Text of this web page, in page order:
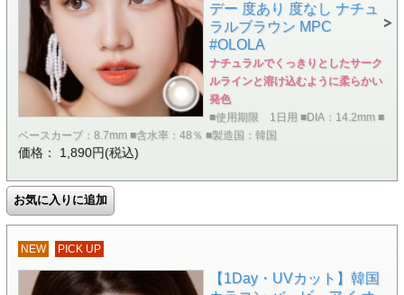
デー 度あり 度なし ナチュ
ラルブラウン MPC
#OLOLA
ナチュラルでくっきりとしたサーク
ルラインと溶け込むように柔らかい
発色
■使用期限 1日用 ■DIA：14.2mm ■
ベースカーブ：8.7mm ■含水率：48％ ■製造国：韓国
価格： 1,890円(税込)
NEW PICK UP
【1Day・UVカット】韓国